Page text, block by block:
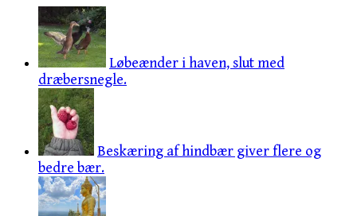
Løbeænder i haven, slut med
dræbersnegle.
Beskæring af hindbær giver flere og
bedre bær.